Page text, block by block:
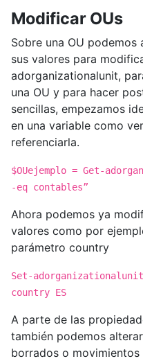
Modificar OUs
Sobre una OU
sus valores para
adorganizationalunit,
una OU y para hacer
sencillas, empezamos
en una variable como
referenciarla.
$OUejemplo = Get-
-eq contables”
Ahora podemos ya
valores como por
parámetro country
Set-
country ES
A parte de las
también podemos
borrados o